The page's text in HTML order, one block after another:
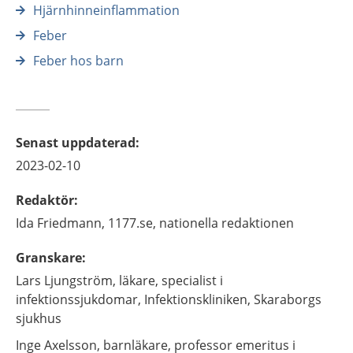
Hjärnhinneinflammation
Feber
Feber hos barn
Senast uppdaterad:
2023-02-10
Redaktör:
Ida Friedmann, 1177.se, nationella redaktionen
Granskare:
Lars Ljungström, läkare, specialist i
infektionssjukdomar, Infektionskliniken, Skaraborgs
sjukhus
IngeAxelsson, barnläkare, professor emeritus i